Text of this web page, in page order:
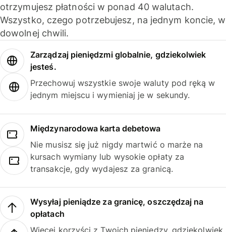
otrzymujesz płatności w ponad 40 walutach.
Wszystko, czego potrzebujesz, na jednym koncie, w
dowolnej chwili.
Zarządzaj pieniędzmi globalnie, gdziekolwiek
jesteś.
Przechowuj wszystkie swoje waluty pod ręką w
jednym miejscu i wymieniaj je w sekundy.
Międzynarodowa karta debetowa
Nie musisz się już nigdy martwić o marże na
kursach wymiany lub wysokie opłaty za
transakcje, gdy wydajesz za granicą.
Wysyłaj pieniądze za granicę, oszczędzaj na
opłatach